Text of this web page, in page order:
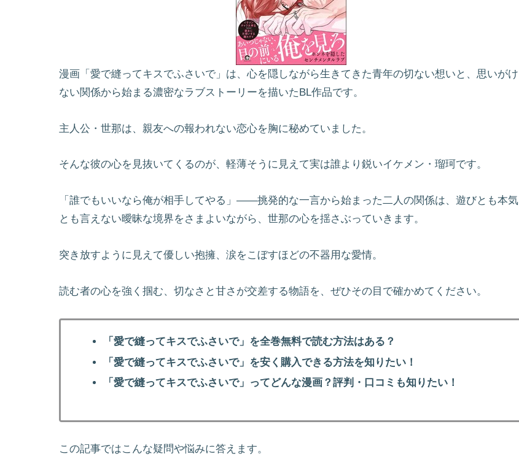
漫画「愛で縫ってキスでふさいで」は、心を隠しながら生きてきた青年の切ない想いと、思いがけ
ない関係から始まる濃密なラブストーリーを描いたBL作品です。
主人公・世那は、親友への報われない恋心を胸に秘めていました。
そんな彼の心を見抜いてくるのが、軽薄そうに見えて実は誰より鋭いイケメン・瑠珂です。
「誰でもいいなら俺が相手してやる」――挑発的な一言から始まった二人の関係は、遊びとも本気
とも言えない曖昧な境界をさまよいながら、世那の心を揺さぶっていきます。
突き放すように見えて優しい抱擁、涙をこぼすほどの不器用な愛情。
読む者の心を強く掴む、切なさと甘さが交差する物語を、ぜひその目で確かめてください。
「愛で縫ってキスでふさいで」を全巻無料で読む方法はある？
「愛で縫ってキスでふさいで」を安く購入できる方法を知りたい！
「愛で縫ってキスでふさいで」ってどんな漫画？評判・口コミも知りたい！
この記事ではこんな疑問や悩みに答えます。